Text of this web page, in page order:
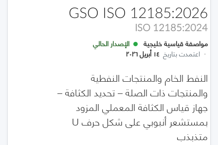
GSO ISO 12185:2026
ISO 12185:2024
مواصفة قياسية خليجية
الإصدار الحالي
· اعتمدت بتاريخ ١٤ أبريل ٢٠٢٦
النفط الخام والمنتجات النفطية
والمنتجات ذات الصلة – تحديد الكثافة –
جهاز قياس الكثافة المعملي المزود
بمستشعر أنبوبي على شكل حرف U
متذبذب